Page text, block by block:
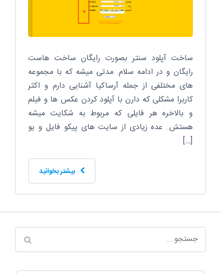
ساخت آپلود سنتر بصورت رایگان ساخت هاست
رایگان و در ادامه سلام. مدتی میشه که با مجموعه
های مختلفی از جمله آرساکیا آشنایی دارم و اکثر
کاربرا مشکلی که دارن با آپلود کردن عکس ها و فیلم
و بالاخره هر فایلی که مربوط به شکایت میشه
هستش. عده زیادی از سایت های پیکو فایل و یو
[…]